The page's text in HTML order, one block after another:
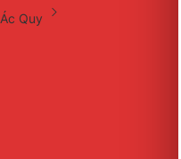
Ác Quy